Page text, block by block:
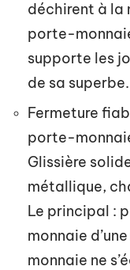
déchirent à la
porte-
supporte les
de sa superbe.
Fermeture
porte-
Glissière
métallique,
Le principal :
monnaie
monnaie ne